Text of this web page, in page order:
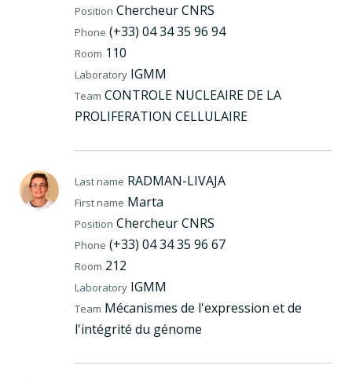
Position Chercheur CNRS
Phone (+33) 04 34 35 96 94
Room 110
Laboratory IGMM
Team CONTROLE NUCLEAIRE DE LA
PROLIFERATION CELLULAIRE
Last name RADMAN-LIVAJA
First name Marta
Position Chercheur CNRS
Phone (+33) 04 34 35 96 67
Room 212
Laboratory IGMM
Team Mécanismes de l'expression et de
l'intégrité du génome